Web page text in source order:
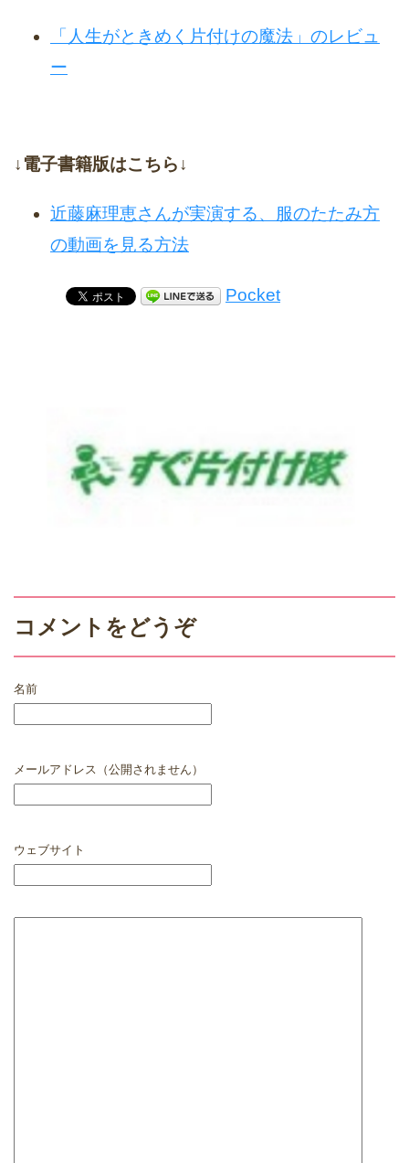
「人生がときめく片付けの魔法」のレビュ
ー
↓電子書籍版はこちら↓
近藤麻理恵さんが実演する、服のたたみ方
の動画を見る方法
Pocket
コメントをどうぞ
名前
メールアドレス（公開されません）
ウェブサイト